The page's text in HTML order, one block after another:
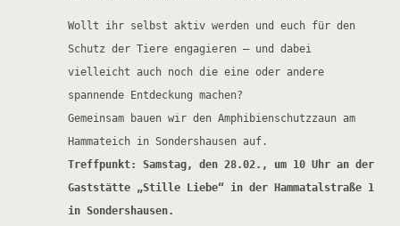
Wollt ihr selbst aktiv werden und euch für den
Schutz der Tiere engagieren – und dabei
vielleicht auch noch die eine oder andere
spannende Entdeckung machen?
Gemeinsam bauen wir den Amphibienschutzzaun am
Hammateich in Sondershausen auf.
Treffpunkt: Samstag, den 28.02., um 10 Uhr an der
Gaststätte „Stille Liebe“ in der Hammatalstraße 1
in Sondershausen.